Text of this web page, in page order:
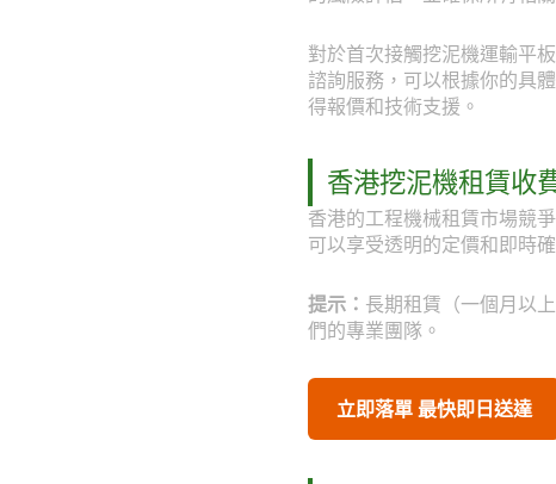
對於首次接觸挖泥機運輸平
諮詢服務，可以根據你的具
得報價和技術支援。
香港挖泥機租賃收
香港的工程機械租賃市場競
可以享受透明的定價和即時
提示： 長期租賃（一個月以
們的專業團隊。
立即落單 最快即日送達